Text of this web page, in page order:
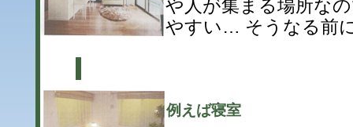
や人が集まる場所な
やすい… そうなる前
例えば寝室